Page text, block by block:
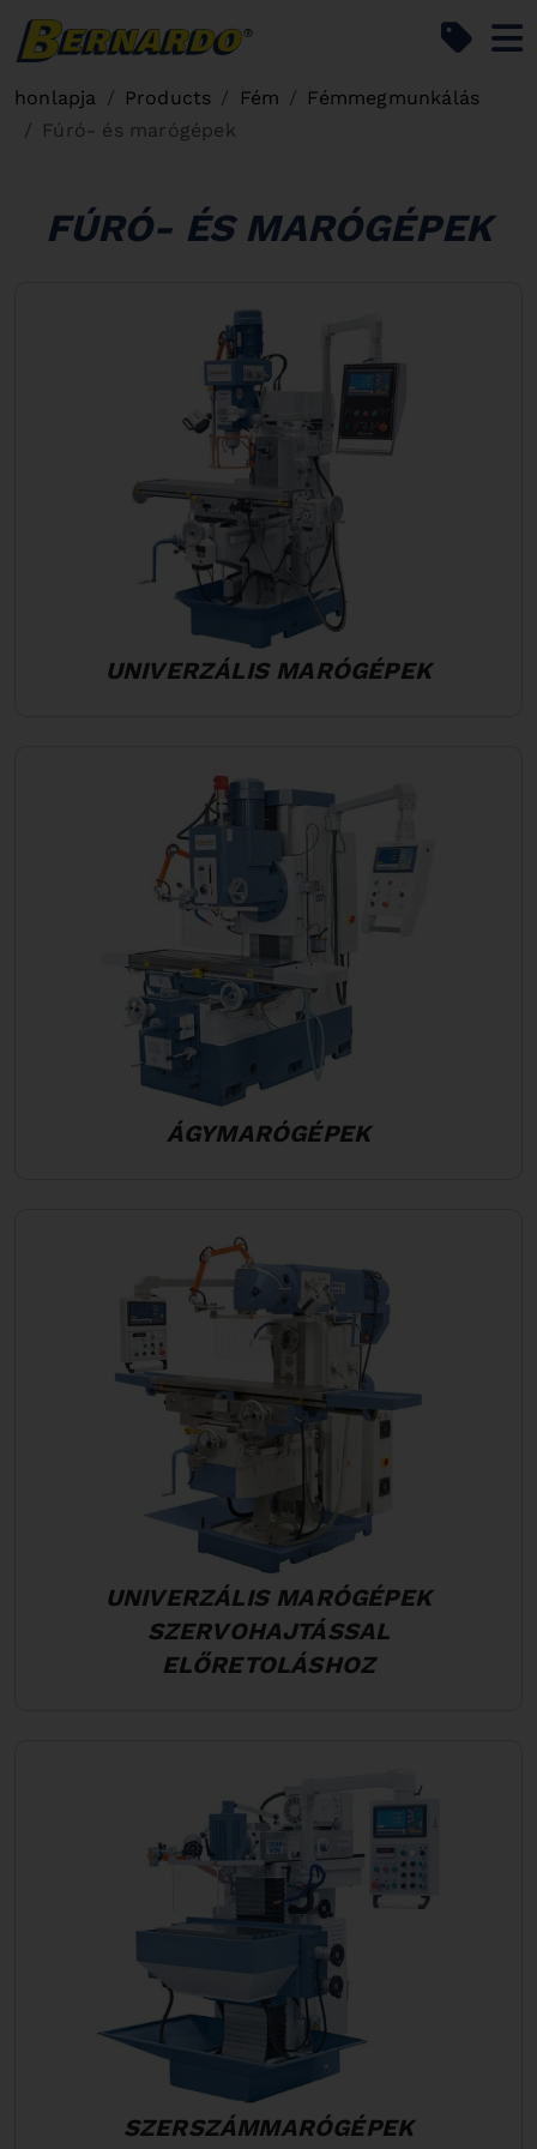
honlapja Products Fém
Fémmegmunkálás
Fúró- és marógépek
FÚRÓ- ÉS MARÓGÉPEK
UNIVERZÁLIS MARÓGÉPEK
ÁGYMARÓGÉPEK
UNIVERZÁLIS MARÓGÉPEK
SZERVOHAJTÁSSAL
ELŐRETOLÁSHOZ
SZERSZÁMMARÓGÉPEK